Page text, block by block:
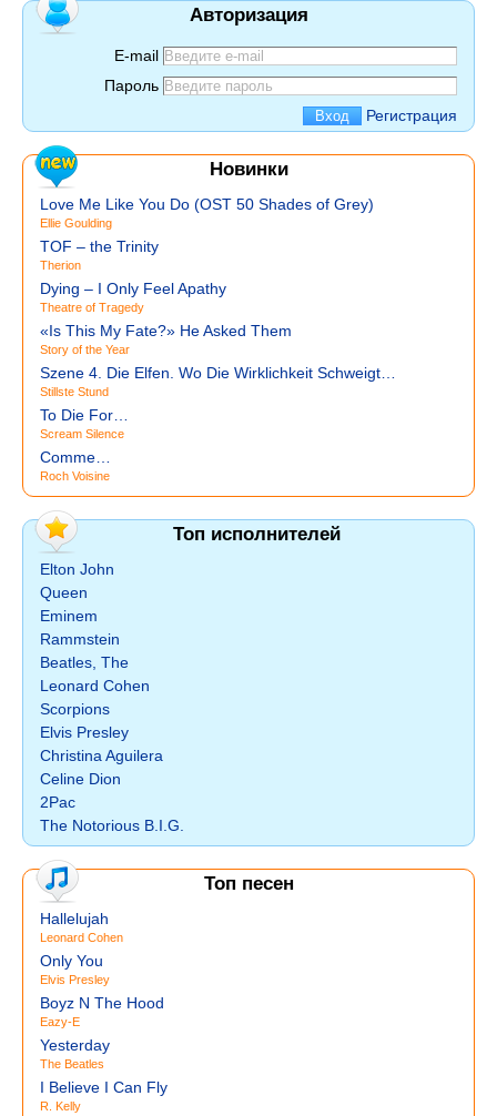
Авторизация
E-mail
Пароль
Регистрация
Новинки
Love Me Like You Do (OST 50 Shades of Grey)
Ellie Goulding
TOF – the Trinity
Therion
Dying – I Only Feel Apathy
Theatre of Tragedy
«Is This My Fate?» He Asked Them
Story of the Year
Szene 4. Die Elfen. Wo Die Wirklichkeit Schweigt…
Stillste Stund
To Die For…
Scream Silence
Comme…
Roch Voisine
Топ исполнителей
Elton John
Queen
Eminem
Rammstein
Beatles, The
Leonard Cohen
Scorpions
Elvis Presley
Christina Aguilera
Celine Dion
2Pac
The Notorious B.I.G.
Топ песен
Hallelujah
Leonard Cohen
Only You
Elvis Presley
Boyz N The Hood
Eazy-E
Yesterday
The Beatles
I Believe I Can Fly
R. Kelly